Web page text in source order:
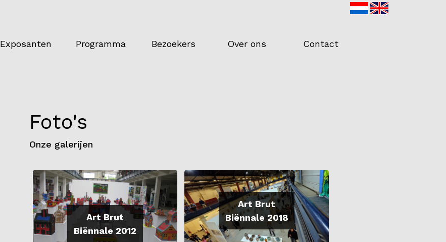
Exposanten Programma Bezoekers Over ons Contact
Foto's
Onze galerijen
Art Brut
Biënnale 2012
Art Brut
Biënnale 2018